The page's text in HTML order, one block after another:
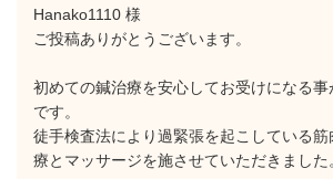
Hanako1110 様
ご投稿ありがとうございます。
初めての鍼治療を安心してお受けになる事
です。
徒手検査法により過緊張を起こしている
療とマッサージを施させていただきました